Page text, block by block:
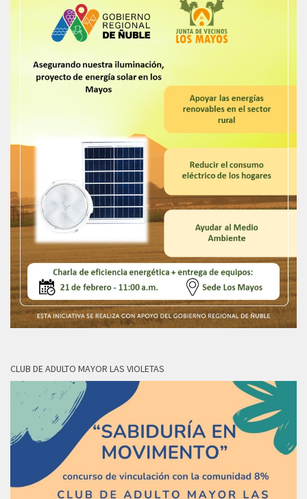
CLUB DE ADULTO MAYOR LAS VIOLETAS